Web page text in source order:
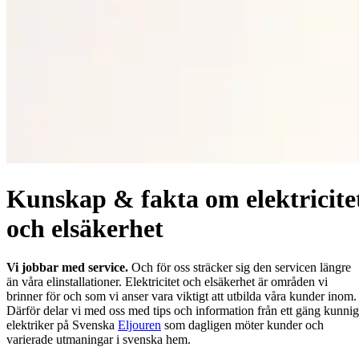
Kunskap & fakta om
och elsäkerhet
Vi jobbar med service. Och för oss sträcker sig den servicen längre
än våra elinstallationer. Elektricitet och elsäkerhet är områden vi
brinner för och som vi anser vara viktigt att utbilda våra kunder inom.
Därför delar vi med oss med tips och information från ett gäng
elektriker på Svenska Eljouren som dagligen möter kunder och
varierade utmaningar i svenska hem.